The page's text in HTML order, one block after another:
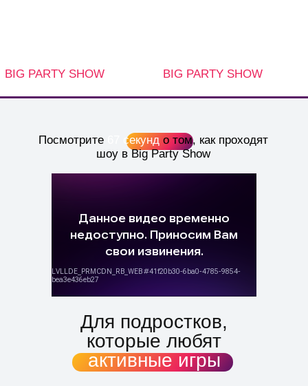
Для подростков,
которые любят
активные игры
BIG PARTY SHOW BIG PARTY SHOW
Посмотрите 67 секунд о том, как проходят
шоу в Big Party Show